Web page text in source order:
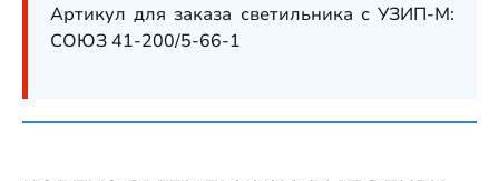
Артикул для заказа светильника с УЗИП-М:
СОЮЗ 41-200/5-66-1